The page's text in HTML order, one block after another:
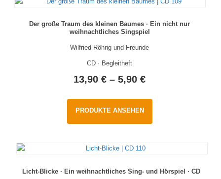
Der große Traum des kleinen Baumes · Ein nicht nur
weihnachtliches Singspiel
Wilfried Röhrig und Freunde
CD · Begleitheft
13,90€ –5,90€
PRODUKTE ANSEHEN
Licht-Blicke · Ein weihnachtliches Sing- und Hörspiel · CD